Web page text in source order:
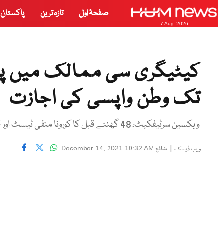
7 Aug, 2026
صفحۂ اول تازہ ترین پاکستان
تک وطن واپسی کی اجازت
ویکسین سرٹیفکیٹ، 48 گھنٹے قبل کا کورونا منفی ٹیسٹ اور قرنطینہ کی شرائط پورا کرنا ہوں گی
ویب ڈیسک | شائع December 14, 2021 10:32 AM